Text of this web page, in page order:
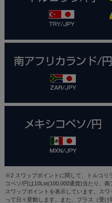
※2 スワップポイントに関して、トルコリ
コペソ/円は10Lot(100,000通貨)当たり、
スワップポイントを表示しています。ス
って日々変動します。また、プラス（受